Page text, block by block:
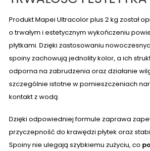
Produkt Mapei Ultracolor plus 2 kg został
o trwałym i estetycznym wykończeniu
płytkami. Dzięki zastosowaniu
spoiny zachowują jednolity kolor, a ich
odporna na zabrudzenia oraz działanie
szczególnie istotne w pomieszczeniach
kontakt z wodą.
Dzięki odpowiedniej formule zaprawa
przyczepność do krawędzi płytek oraz
Spoiny nie ulegają szybkiemu zużyciu, co